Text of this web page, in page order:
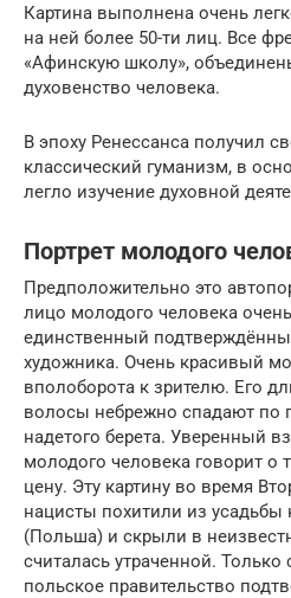
Картина выполнена очень
на ней более 50-ти лиц. Все
«Афинскую школу»,
духовенство человека.
В эпоху Ренессанса получил
классический гуманизм, в
легло изучение духовной
Портрет молодого
Предположительно это
лицо молодого человека
единственный
художника. Очень красивый
вполоборота к зрителю. Его
волосы небрежно спадают по
надетого берета. Уверенный
молодого человека говорит о
цену. Эту картину во время
нацисты похитили из усадьбы
(Польша) и скрыли в
считалась утраченной. Только
польское правительство